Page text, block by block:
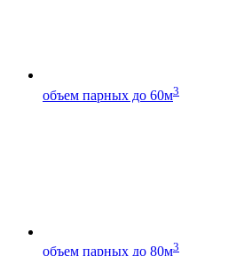
объем парных до 60м3
объем парных до 80м3